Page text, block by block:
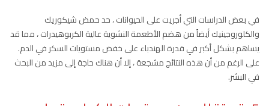
في بعض الدراسات التي أجريت على الحيوانات ، حد حمض شيكوريك
والكلوروجينيك أيضاً من هضم الأطعمة النشوية عالية الكربوهيدرات ، مما قد
يساهم بشكل أكبر في قدرة الهندباء على خفض مستويات السكر في الدم.
على الرغم من أن هذه النتائج مشجعة ، إلا أن هناك حاجة إلى مزيد من البحث
في البشر.